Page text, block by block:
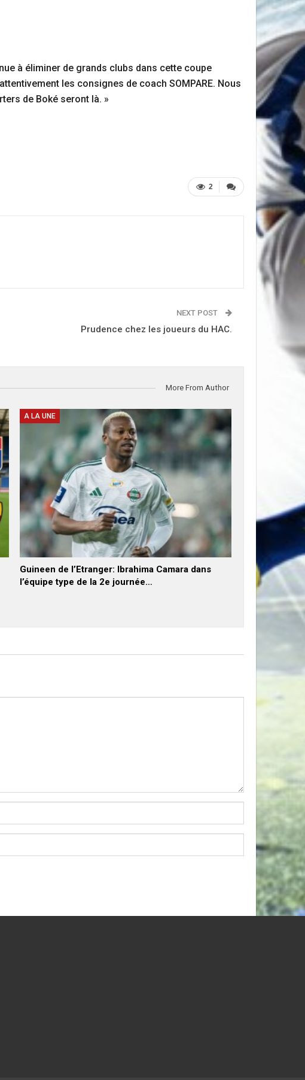
à éliminer de grands clubs dans cette coupe
les consignes de coach SOMPARE. Nous
de Boké seront là. »
2
NEXT POST
Prudence chez les joueurs du HAC.
More From Author
A LA UNE
Guineen de l’Etranger: Ibrahima Camara dans
l’équipe type de la 2e journée…